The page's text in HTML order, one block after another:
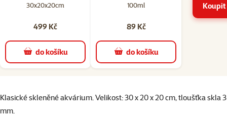
30x20x20cm
499 Kč
do košíku
100ml
89 Kč
do košíku
superzoo.product.detail.content
Klasické skleněné akvárium. Velikost: 30 x 20 x 20 cm, tloušťka skla 3
mm.